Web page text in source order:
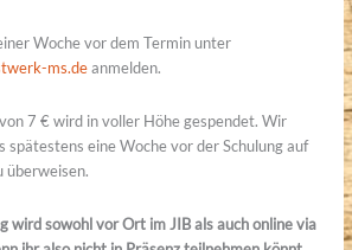
Woche vor dem Termin unter
ms.deanmelden.
7 € wird in voller Höhe gespendet. Wir
spätestens eine Woche vor der Schulung auf
überweisen.
wird sowohl vor Ort im JIB als auch online via